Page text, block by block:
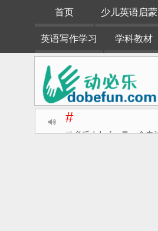
首页 少儿英语启蒙
英语写作学习
学科教材
#